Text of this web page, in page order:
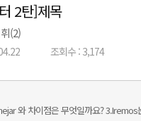
2탄]제목
(2)
조회수 : 3,174
와 차이점은 무엇일까요?